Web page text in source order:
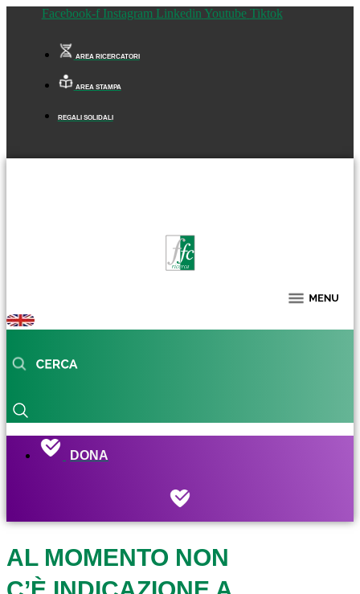
Facebook-f Instagram Linkedin Youtube Tiktok
AREA RICERCATORI
AREA STAMPA
REGALI SOLIDALI
DONA
AL MOMENTO NON